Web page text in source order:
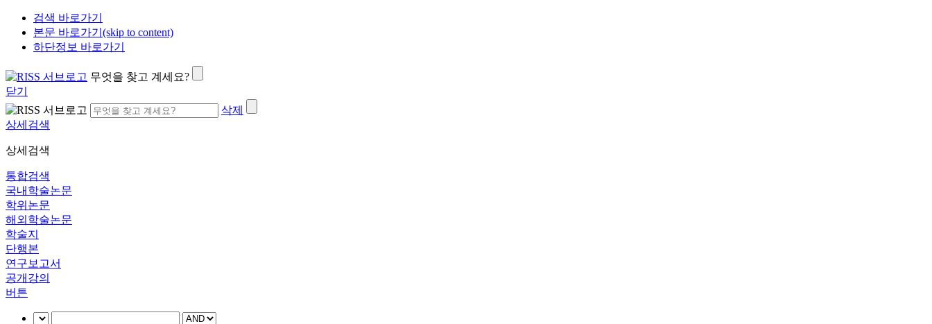
검색 바로가기
본문 바로가기(skip to content)
하단정보 바로가기
무엇을 찾고 계세요?
닫기
삭제
상세검색
상세검색
통합검색
국내학술논문
학위논문
해외학술논문
학술지
단행본
연구보고서
공개강의
버튼